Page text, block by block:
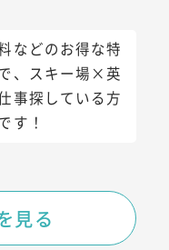
などのお得な特
、スキー場×英
事探している方
す！
見る